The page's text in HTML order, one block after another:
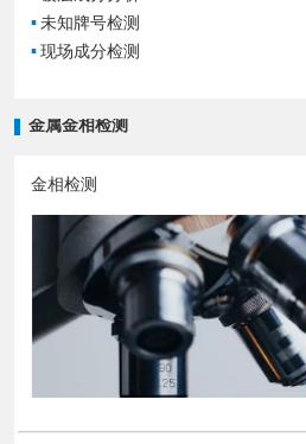
▪ 未知牌号检测
▪ 现场成分检测
金属金相检测
金相检测